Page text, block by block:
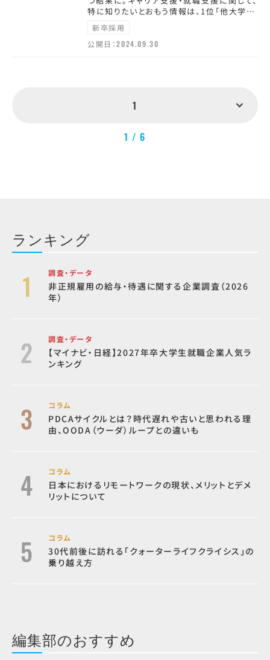
特に知りたいとおもう情報は、1位「他大学…
新卒採用
公開日：2024.09.30
1
1 / 6
ランキング
調査・データ
非正規雇用の給与・待遇に関する企業調査（2026
年）
調査・データ
【マイナビ・日経】2027年卒大学生就職企業人気ラ
ンキング
コラム
PDCAサイクルとは？時代遅れや古いと思われる理
由、OODA（ウーダ）ループとの違いも
コラム
日本におけるリモートワークの現状、メリットとデメ
リットについて
コラム
30代前後に訪れる「クォーターライフクライシス」の
乗り越え方
編集部のおすすめ